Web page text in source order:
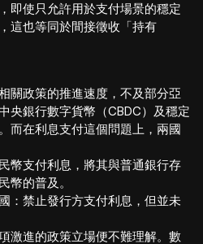
即使只允許用於支付場景的穩定
這也等同於間接徵收「持有
關政策的推進速度，不及部分亞
央銀行數字貨幣（CBDC）及穩定
而在利息支付這個問題上，兩國
幣支付利息，將其與普通銀行存
幣的普及。
：禁止發行方支付利息，但並未
激進的政策立場便不難理解。數